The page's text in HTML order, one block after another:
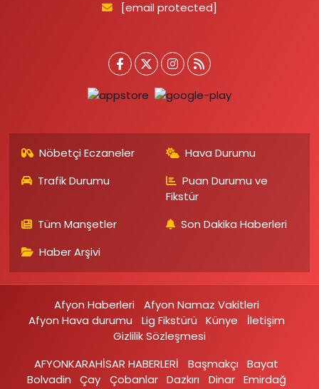
[email protected]
Nöbetçi Eczaneler
Hava Durumu
Trafik Durumu
Puan Durumu ve
Fikstür
Tüm Manşetler
Son Dakika Haberleri
Haber Arşivi
Afyon Haberleri
Afyon Namaz Vakitleri
Afyon Hava durumu
Lig Fikstürü Künye
İletişim
Gizlilik Sözleşmesi
AFYONKARAHİSAR HABERLERİ
Başmakçı
Bayat
Bolvadin
Çay Çobanlar Dazkırı Dinar Emirdağ‎